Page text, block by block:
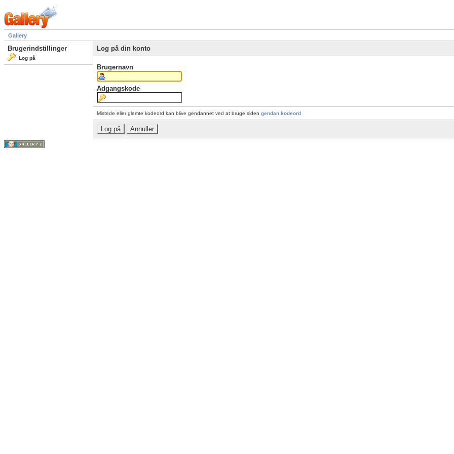
Gallery
Brugerindstillinger
Log på
Log på din konto
Brugernavn
Adgangskode
Mistede eller glemte kodeord kan blive gendannet ved at bruge siden gendan kodeord